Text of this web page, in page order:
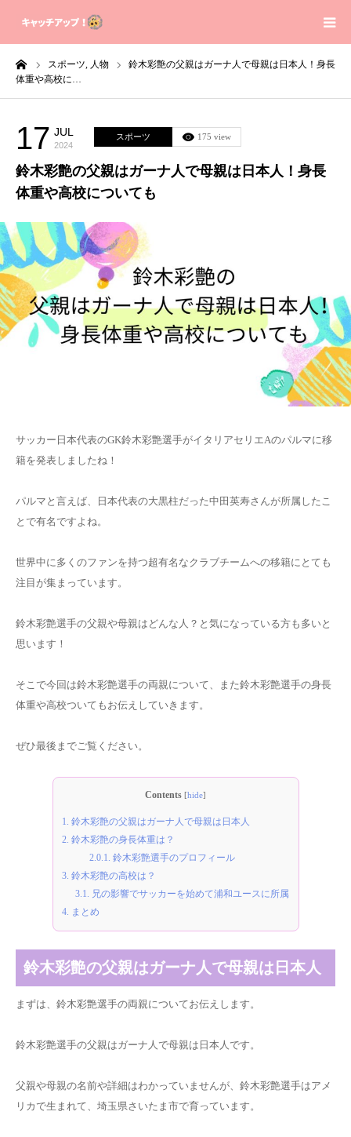
スポーツ, 人物
鈴木彩艶の父親はガーナ人で母親は日本人！身長
体重や高校に…
17 JUL
2024
スポーツ 175 view
鈴木彩艶の父親はガーナ人で母親は日本人！身長
体重や高校についても
サッカー日本代表のGK鈴木彩艶選手がイタリアセリエAのパルマに移
籍を発表しましたね！
パルマと言えば、日本代表の大黒柱だった中田英寿さんが所属したこ
とで有名ですよね。
世界中に多くのファンを持つ超有名なクラブチームへの移籍にとても
注目が集まっています。
鈴木彩艶選手の父親や母親はどんな人？と気になっている方も多いと
思います！
そこで今回は鈴木彩艶選手の両親について、また鈴木彩艶選手の身長
体重や高校ついてもお伝えしていきます。
ぜひ最後までご覧ください。
Contents [hide]
1. 鈴木彩艶の父親はガーナ人で母親は日本人
2. 鈴木彩艶の身長体重は？
2.0.1. 鈴木彩艶選手のプロフィール
3. 鈴木彩艶の高校は？
3.1. 兄の影響でサッカーを始めて浦和ユースに所属
4. まとめ
鈴木彩艶の父親はガーナ人で母親は日本人
まずは、鈴木彩艶選手の両親についてお伝えします。
鈴木彩艶選手の父親はガーナ 人で母親は 日本人 です。
父親や母親の名前や詳細はわかっていませんが、鈴木彩艶選手はアメ
リカで生まれて、埼玉県さいたま市で育っています。
Home
Privacy Policy
About us
芸能人の身長体重